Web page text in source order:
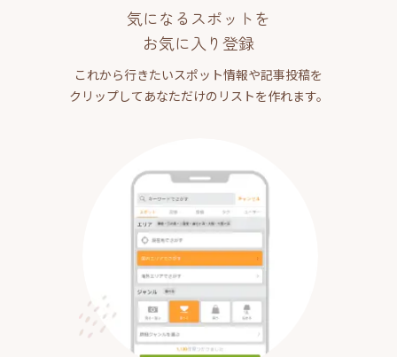
気になるスポットを
お気に入り登録
これから行きたいスポット情報や記事投稿を
クリップしてあなただけのリストを作れます。